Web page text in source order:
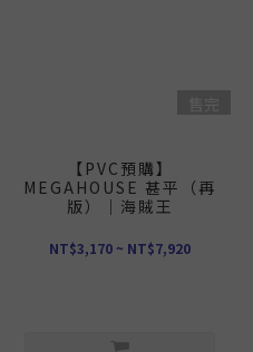
【PVC預購】
MEGAHOUSE 甚平（再
版）｜海賊王
NT$3,170 ~ NT$7,920